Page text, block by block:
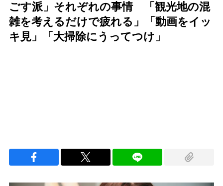
ごす派」それぞれの事情 「観光地の混
雑を考えるだけで疲れる」「動画をイッ
キ見」「大掃除にうってつけ」